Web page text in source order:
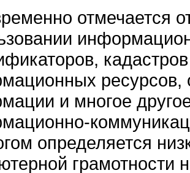
отмечается
ресурсов,
и многое
определяется
грамотности